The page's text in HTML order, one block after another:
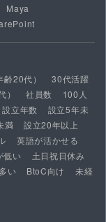
Maya
20代）
30代活躍
社員数
100人
設立年数
設立5年未
満
設立20年以上
英語が活かせる
低い
土日祝日休み
い BtoC向け
未経